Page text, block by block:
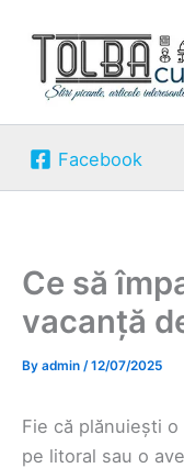
content
Facebook
Ce să
vacanță
By admin /12/07/2025
Fie că plănuiești
pe litoral sau o